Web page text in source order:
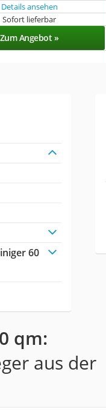
Details ansehen
Sofort lieferbar
Zum Angebot »
60
qm:
aus der